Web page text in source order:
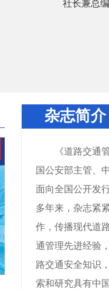
社长兼总
杂志简介
《道路交通
国公安部主管、
面向全国公开发
多年来，杂志紧
作，传播现代道
通管理先进经验
路交通安全知识
索和研究具有中